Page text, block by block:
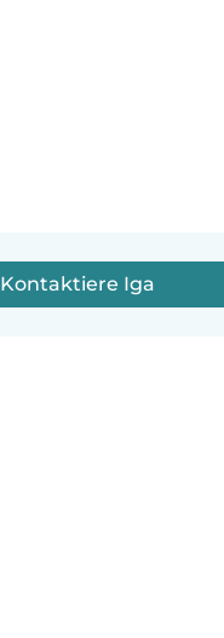
Kontaktiere Iga